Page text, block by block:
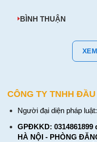
BÌNH THUẬN
CÔNG TY TNHH
Người đại diện pháp
GPĐKKD: 0314861899
HÀ NỘI - PHÒNG